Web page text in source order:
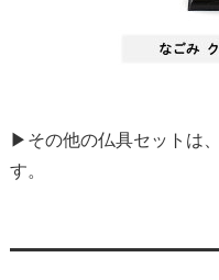
▶その他の仏具セットは、
す。